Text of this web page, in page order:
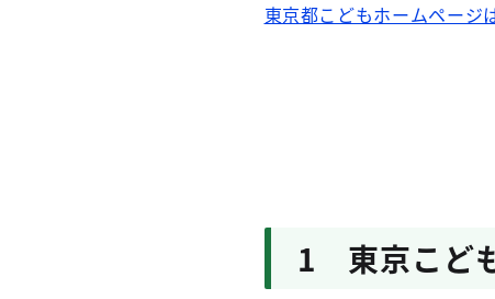
東京都こどもホームページ
1 東京こど